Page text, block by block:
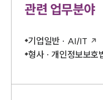
관련 업무분야
기업일반 · AI/IT
형사 · 개인정보보호